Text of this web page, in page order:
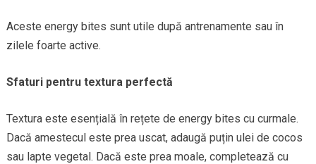
Aceste energy bites sunt utile după antrenamente sau în
zilele foarte active.
Sfaturi pentru textura perfectă
Textura este esențială în rețete de energy bites cu curmale.
Dacă amestecul este prea uscat, adaugă puțin ulei de cocos
sau lapte vegetal. Dacă este prea moale, completează cu